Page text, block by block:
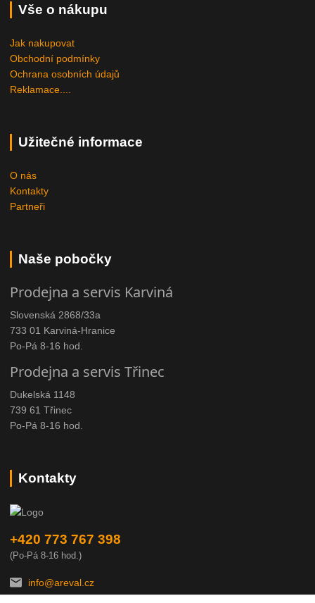
Vše o nákupu
Jak nakupovat
Obchodní podmínky
Ochrana osobních údajů
Reklamace....
Užitečné informace
O nás
Kontakty
Partneři
Naše pobočky
Prodejna a servis Karviná
Slovenská 2868/33a
733 01 Karviná-Hranice
Po-Pá 8-16 hod.
Prodejna a servis Třinec
Dukelská 1148
739 61 Třinec
Po-Pá 8-16 hod.
Kontakty
+420 773 767 398
(Po-Pá 8-16 hod.)
info@areval.cz